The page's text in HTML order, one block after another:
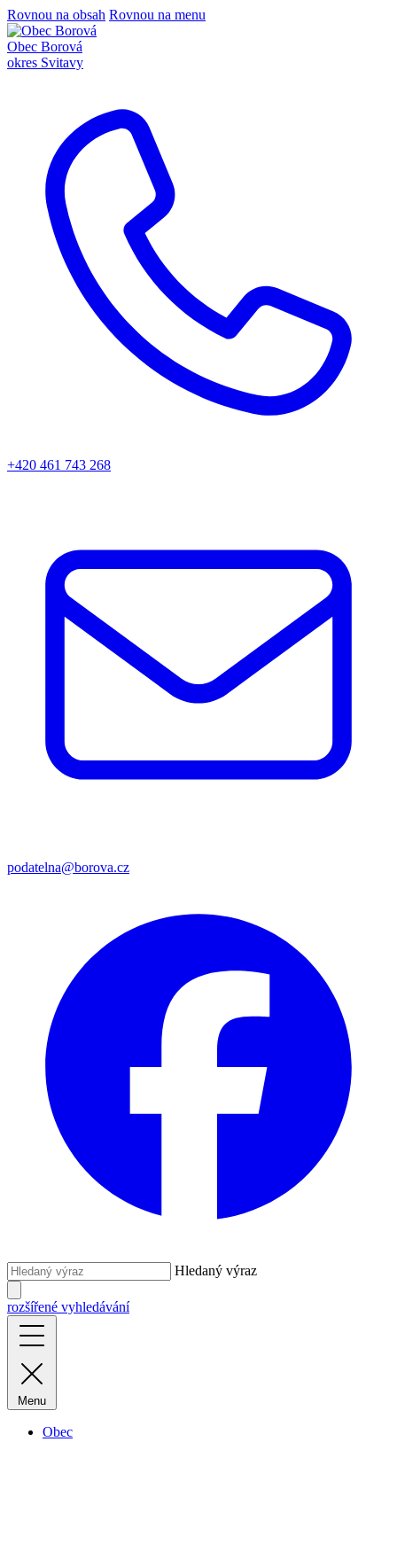
Rovnou na obsah Rovnou na menu
Obec Borová
okres Svitavy
+420 461 743 268
podatelna@borova.cz
Hledaný výraz
rozšířené vyhledávání
Menu
Obec